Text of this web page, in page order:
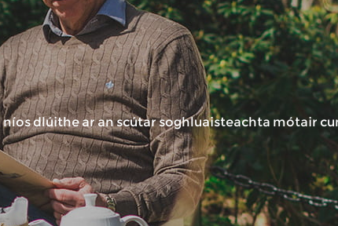
níos dlúithe ar an scútar soghluaisteachta mótair